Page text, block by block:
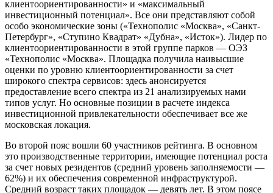
клиентоориентированности» и «максимальный
инвестиционный потенциал». Все они представляют собой
особо экономические зоны («Технополис «Москва», «Санкт-
Петербург», «Ступино Квадрат» «Дубна», «Исток»). Лидер по
клиентоориентированности в этой группе парков — ОЭЗ
«Технополис «Москва». Площадка получила наивысшие
оценки по уровню клиентоориентированности за счет
широкого спектра сервисов: здесь анонсируется
предоставление всего спектра из 21 анализируемых нами
типов услуг. Но основные позиции в расчете индекса
инвестиционной привлекательности обеспечивает все же
московская локация.
Во второй пояс вошли 60 участников рейтинга. В основном
это производственные территории, имеющие потенциал роста
за счет новых резидентов (средний уровень заполняемости —
62%) и их обеспечения современной инфраструктурой.
Средний возраст таких площадок — девять лет. В этом поясе